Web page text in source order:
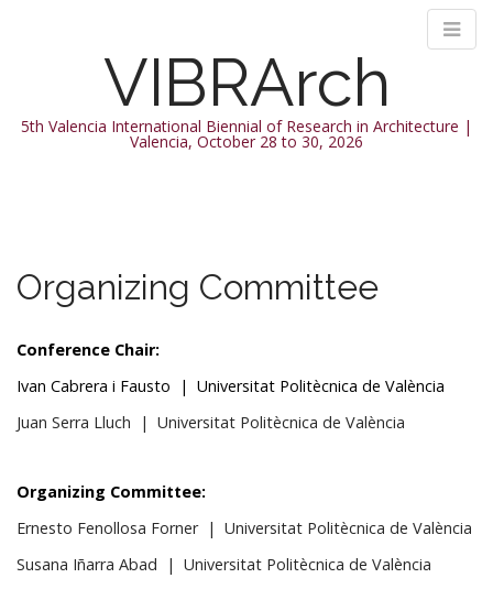
VIBRArch
5th Valencia International Biennial of Research in Architecture |
Valencia, October 28 to 30, 2026
n
m
n
u
t
o
o
n
e
Organizing Committee
Conference Chair:
Ivan Cabrera i Fausto | Universitat Politècnica de València
Juan Serra Lluch | Universitat Politècnica de València
Organizing Committee:
Ernesto Fenollosa Forner | Universitat Politècnica de València
Susana Iñarra Abad | Universitat Politècnica de València